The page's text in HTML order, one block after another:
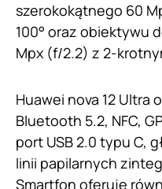
szerokokątnego 60
100° oraz obiektywu
Mpx (f/2.2) z 2-
Huawei nova 12 Ultra
Bluetooth 5.2, NFC,
port USB 2.0 typu C,
linii papilarnych
Smartfon oferuje